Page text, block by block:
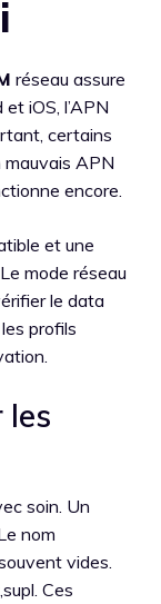
réseau assure
iOS, l’APN
certains
mauvais APN
encore.
et une
mode réseau
le data
profils
les
soin. Un
nom
vides.
Ces